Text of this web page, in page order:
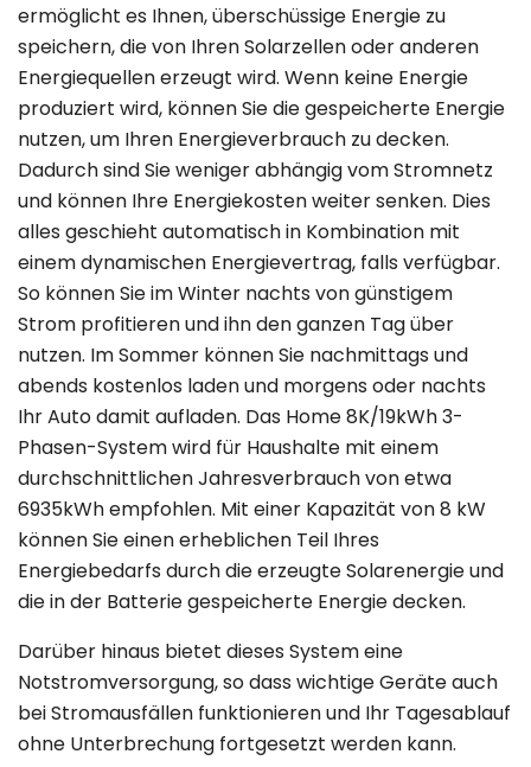
ermöglicht es Ihnen, überschüssige Energie zu
speichern, die von Ihren Solarzellen oder anderen
Energiequellen erzeugt wird. Wenn keine Energie
produziert wird, können Sie die gespeicherte Energie
nutzen, um Ihren Energieverbrauch zu decken.
Dadurch sind Sie weniger abhängig vom Stromnetz
und können Ihre Energiekosten weiter senken. Dies
alles geschieht automatisch in Kombination mit
einem dynamischen Energievertrag, falls verfügbar.
So können Sie im Winter nachts von günstigem
Strom profitieren und ihn den ganzen Tag über
nutzen. Im Sommer können Sie nachmittags und
abends kostenlos laden und morgens oder nachts
Ihr Auto damit aufladen. Das Home 8K/19kWh 3-
Phasen-System wird für Haushalte mit einem
durchschnittlichen Jahresverbrauch von etwa
6935kWh empfohlen. Mit einer Kapazität von 8 kW
können Sie einen erheblichen Teil Ihres
Energiebedarfs durch die erzeugte Solarenergie und
die in der Batterie gespeicherte Energie decken.
Darüber hinaus bietet dieses System eine
Notstromversorgung, so dass wichtige Geräte auch
bei Stromausfällen funktionieren und Ihr Tagesablauf
ohne Unterbrechung fortgesetzt werden kann.